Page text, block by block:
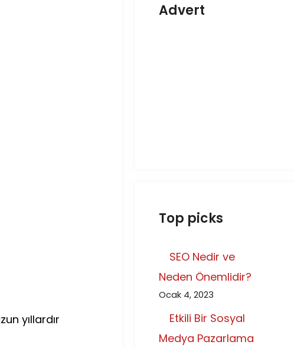
yıllardır
Advert
Top picks
SEO Nedir ve
Neden Önemlidir?
Ocak 4, 2023
Etkili Bir Sosyal
Medya Pazarlama